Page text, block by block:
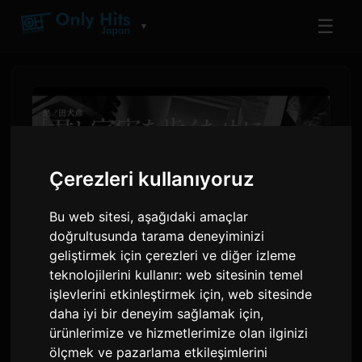
Çerezleri kullanıyoruz
Bu web sitesi, aşağıdaki amaçlar
doğrultusunda tarama deneyiminizi
geliştirmek için çerezleri ve diğer izleme
teknolojilerini kullanır:web sitesinin temel
işlevlerini etkinleştirmek için,web sitesinde
daha iyi bir deneyim sağlamak için,
ürünlerimize ve hizmetlerimize olan ilginizi
ölçmek ve pazarlama etkileşimlerini
▼ ☰
Manga 'Kimi to Uchuu wo
Aruku Tame ni', BUMP OF
CHICKEN İş Birliği Videosunu